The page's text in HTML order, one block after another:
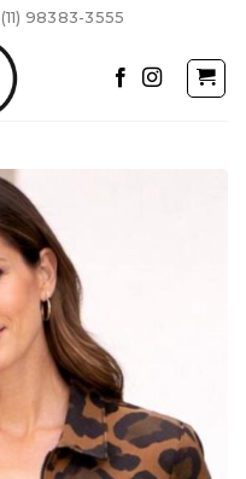
(11) 98383-3555